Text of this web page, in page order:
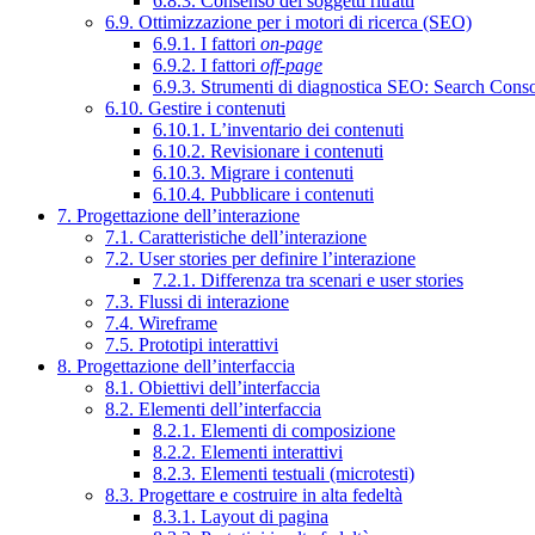
6.9. Ottimizzazione per i motori di ricerca (SEO)
6.9.1. I fattori on-page
6.9.2. I fattori off-page
6.9.3. Strumenti di diagnostica SEO: Search
6.10. Gestire i contenuti
6.10.1. L’inventario dei contenuti
6.10.2. Revisionare i contenuti
6.10.3. Migrare i contenuti
6.10.4. Pubblicare i contenuti
7. Progettazione dell’interazione
7.1. Caratteristiche dell’interazione
7.2. User stories per definire l’interazione
7.2.1. Differenza tra scenari e user stories
7.3. Flussi di interazione
7.4. Wireframe
7.5. Prototipi interattivi
8. Progettazione dell’interfaccia
8.1. Obiettivi dell’interfaccia
8.2. Elementi dell’interfaccia
8.2.1. Elementi di composizione
8.2.2. Elementi interattivi
8.2.3. Elementi testuali (microtesti)
8.3. Progettare e costruire in alta fedeltà
8.3.1. Layout di pagina